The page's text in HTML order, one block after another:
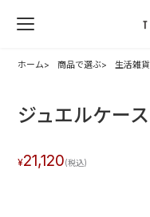
ホーム 商品で選ぶ 生活雑貨
ジュエルケース
21,120